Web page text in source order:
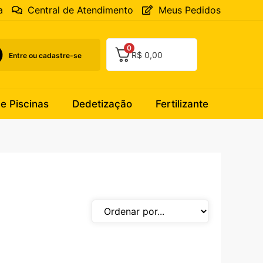
Central de Atendimento Meus Pedidos
Entre ou cadastre-se
0
R$ 0,00
Piscinas Dedetização Fertilizante